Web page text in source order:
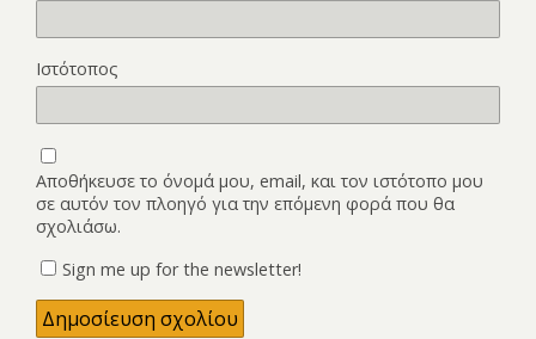
Ιστότοπος
Αποθήκευσε το όνομά μου, email, και τον ιστότοπο μου
σε αυτόν τον πλοηγό για την επόμενη φορά που θα
σχολιάσω.
Sign me up for the newsletter!